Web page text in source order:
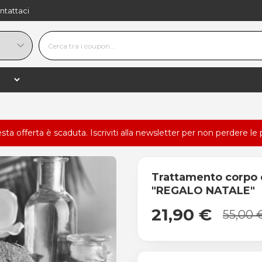
offerta è scaduta. Iscriviti alla newsletter per non perdere le
Trattamento corpo
"REGALO NATALE"
21,90 € 55,00